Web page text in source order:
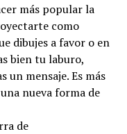
más popular la
como
dibujes a favor o en
bien tu laburo,
un mensaje. Es más
nueva forma de
de